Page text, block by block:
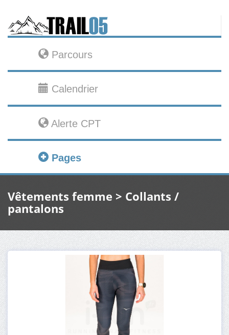
Parcours
Calendrier
Alerte CPT
Pages
Vêtements femme > Collants /
pantalons